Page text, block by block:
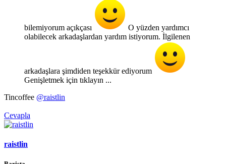
bilemiyorum açıkçası
O yüzden yardımcı
olabilecek arkadaşlardan yardım istiyorum. İlgilenen
arkadaşlara şimdiden teşekkür ediyorum
Genişletmek için tıklayın ...
Tincoffee @raistlin
Cevapla
raistlin